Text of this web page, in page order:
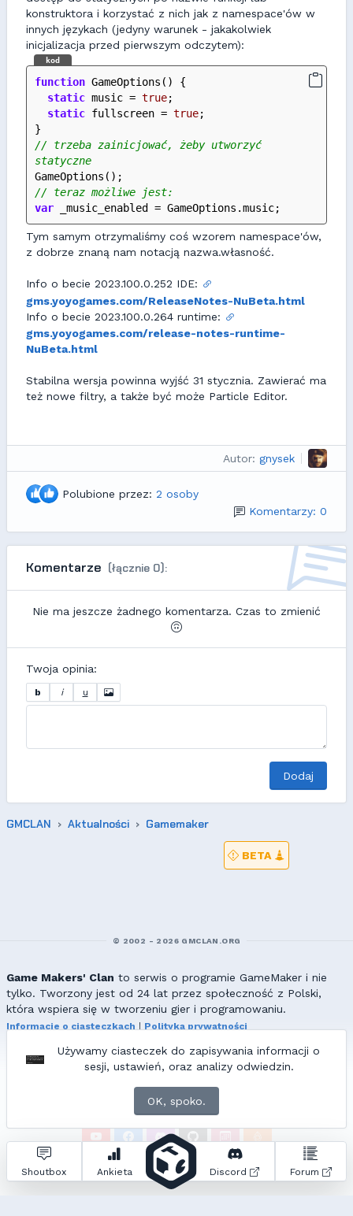
konstruktora i korzystać z nich jak z namespace'ów w
innych językach (jedyny warunek - jakakolwiek
inicjalizacja przed pierwszym odczytem):
kod
function GameOptions() {
static music = true;
static fullscreen = true;
}
// trzeba zainicjować, żeby utworzyć
statyczne
GameOptions();
// teraz możliwe jest:
var _music_enabled = GameOptions.music;
Tym samym otrzymaliśmy coś wzorem namespace'ów,
z dobrze znaną nam notacją nazwa.własność.
Info o becie 2023.100.0.252 IDE:
gms.yoyogames.com/ReleaseNotes-NuBeta.html
Info o becie 2023.100.0.264 runtime:
gms.yoyogames.com/release-notes-runtime-
NuBeta.html
Stabilna wersja powinna wyjść 31 stycznia. Zawierać ma
też nowe filtry, a także być może Particle Editor.
Autor: gnysek
Polubione przez: 2 osoby
Komentarzy: 0
Komentarze (łącznie 0):
Nie ma jeszcze żadnego komentarza. Czas to zmienić
Twoja opinia:
b i u
Dodaj
GMCLAN Aktualności Gamemaker
Używamy ciasteczek do zapisywania informacji o
sesji, ustawień, oraz analizy odwiedzin.
OK, spoko.
Shoutbox Ankieta Discord Forum
BETA
© 2002 - 2026 GMCLAN.ORG
Game Makers' Clan to serwis o programie GameMaker i nie
tylko. Tworzony jest od 24 lat przez społeczność z Polski,
która wspiera się w tworzeniu gier i programowaniu.
Informacje o ciasteczkach
Polityka prywatności
Wszelkie prawa zastrzeżone. Kopiowanie materiałów bez zgody
redakcji zabronione!
ZNAJDZIESZ NAS TAKŻE NA:
Zapytań do bazy: • Czas generowania: